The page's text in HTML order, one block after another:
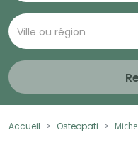
Accueil Osteopati